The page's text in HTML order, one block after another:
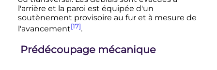
l'arrière et la paroi est équipée d'un
soutènement provisoire au fur et à mesure de
l'avancement[17].
Prédécoupage mécanique